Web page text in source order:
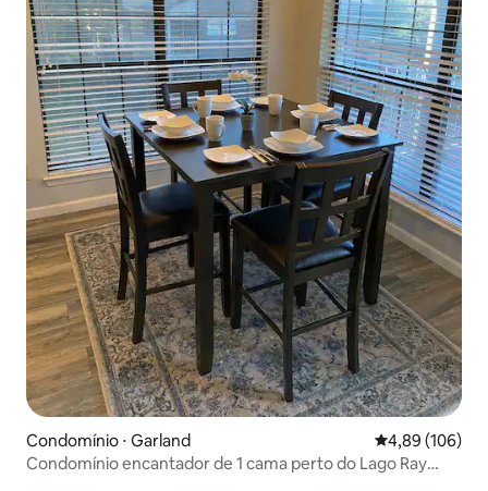
Condomínio ⋅ Garland 4,89 de uma
4,89 (106)
Condomínio encantador de 1 cama perto do Lago Ray